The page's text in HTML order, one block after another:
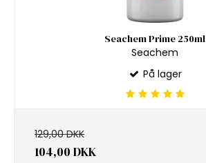
Seachem Prime 250ml
Seachem
På lager
129,00 DKK
104,00 DKK